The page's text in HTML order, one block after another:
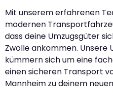
Mit unserem erfahrenen
modernen
dass deine Umzugsgüter
Zwolle ankommen. Unsere
kümmern sich um eine
einen sicheren Transport
Mannheim zu deinem